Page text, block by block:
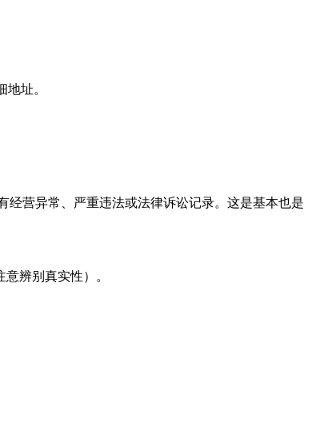
址。
营异常、严重违法或法律诉讼记录。这是基本也是
辨别真实性）。